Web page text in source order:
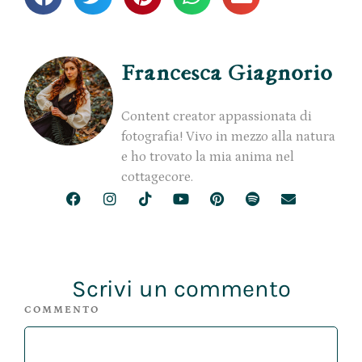
Francesca Giagnorio
Content creator appassionata di
fotografia! Vivo in mezzo alla natura
e ho trovato la mia anima nel
cottagecore.
Scrivi un commento
COMMENTO